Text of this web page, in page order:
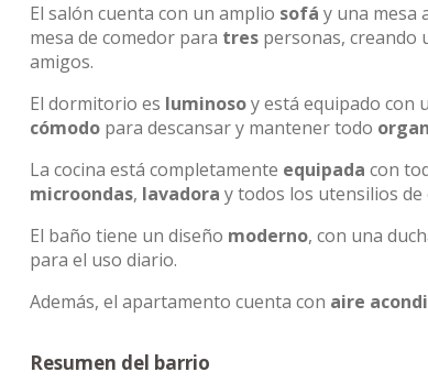
El salón cuenta con un amplio sofá y una mesa
mesa de comedor para tres personas, creando
amigos.
El dormitorio es luminosoy está equipado con
cómodo para descansar y mantener todo
La cocina está completamente equipada con
microondas, lavadora y todos los utensilios
El baño tiene un diseño moderno, con una
para el uso diario.
Además, el apartamento cuenta con aire
Resumen del barrio